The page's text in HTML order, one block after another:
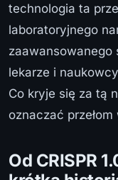
technologia ta
laboratoryjnego
lekarze i
Co kryje się za tą
oznaczać
Od CRISPR